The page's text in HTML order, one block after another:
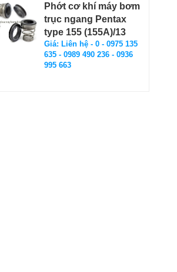
Phớt cơ khí máy bơm
trục ngang Pentax
type 155 (155A)/13
Giá: Liên hệ - 0 - 0975 135
635 - 0989 490 236 - 0936
995 663